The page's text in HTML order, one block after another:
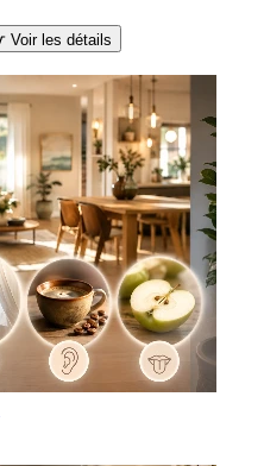
Voir les détails